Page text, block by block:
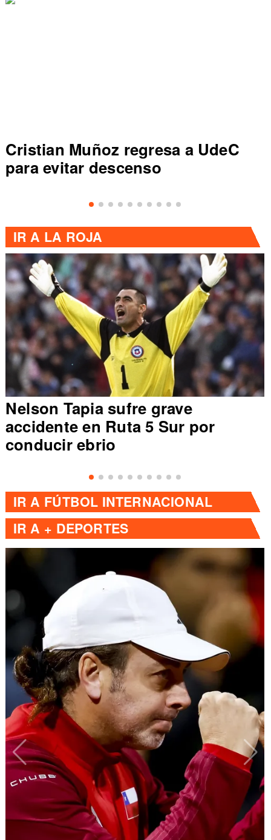
Muñoz regresa a UdeC
evitar descenso
IR A LA ROJA
Nelson Tapia sufre grave
accidente en Ruta 5 Sur por
conducir ebrio
IR A FÚTBOL INTERNACIONAL
IR A + DEPORTES